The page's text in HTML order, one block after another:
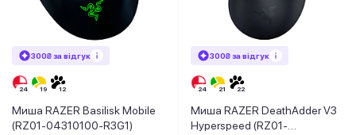
300₴ за відгук
Миша RAZER Basilisk Mobile
(RZ01-04310100-R3G1)
300₴ за відгук
Миша RAZER DeathAdder V3
Hyperspeed (RZ01-